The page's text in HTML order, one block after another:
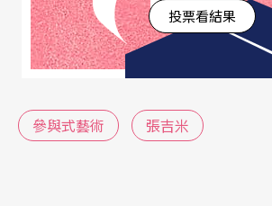
到摩托車上然後載回家，到隔天早
校，再搬回家裡……」專三時被退
學電腦，同班女同學邀他做戲，「
出，好像有些什麼東西，但我不知
是一群人在一起，很開心。劇場從
投票看結果
參與式藝術 張吉米